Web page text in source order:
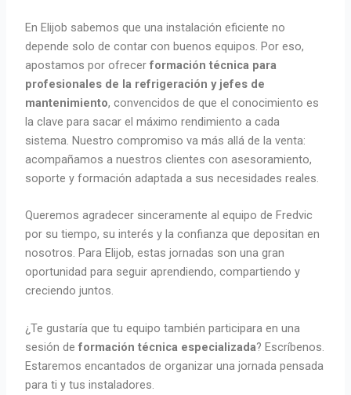
En Elijob sabemos que una instalación eficiente no
depende solo de contar con buenos equipos. Por eso,
apostamos por ofrecerformación técnica para
profesionales de la refrigeración y jefes de
mantenimiento, convencidos de que el conocimiento es
la clave para sacar el máximo rendimiento a cada
sistema. Nuestro compromiso va más allá de la venta:
acompañamos a nuestros clientes con asesoramiento,
soporte y formación adaptada a sus necesidades reales.
Queremos agradecer sinceramente al equipo de Fredvic
por su tiempo, su interés y la confianza que depositan en
nosotros. Para Elijob, estas jornadas son una gran
oportunidad para seguir aprendiendo, compartiendo y
creciendo juntos.
¿Te gustaría que tu equipo también participara en una
sesión deformación técnica especializada? Escríbenos.
Estaremos encantados de organizar una jornada pensada
para ti y tus instaladores.